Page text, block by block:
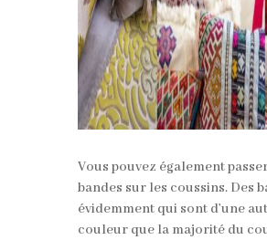
Vous pouvez également
bandes sur les coussins. Des
évidemment qui sont d’une
couleur que la majorité du